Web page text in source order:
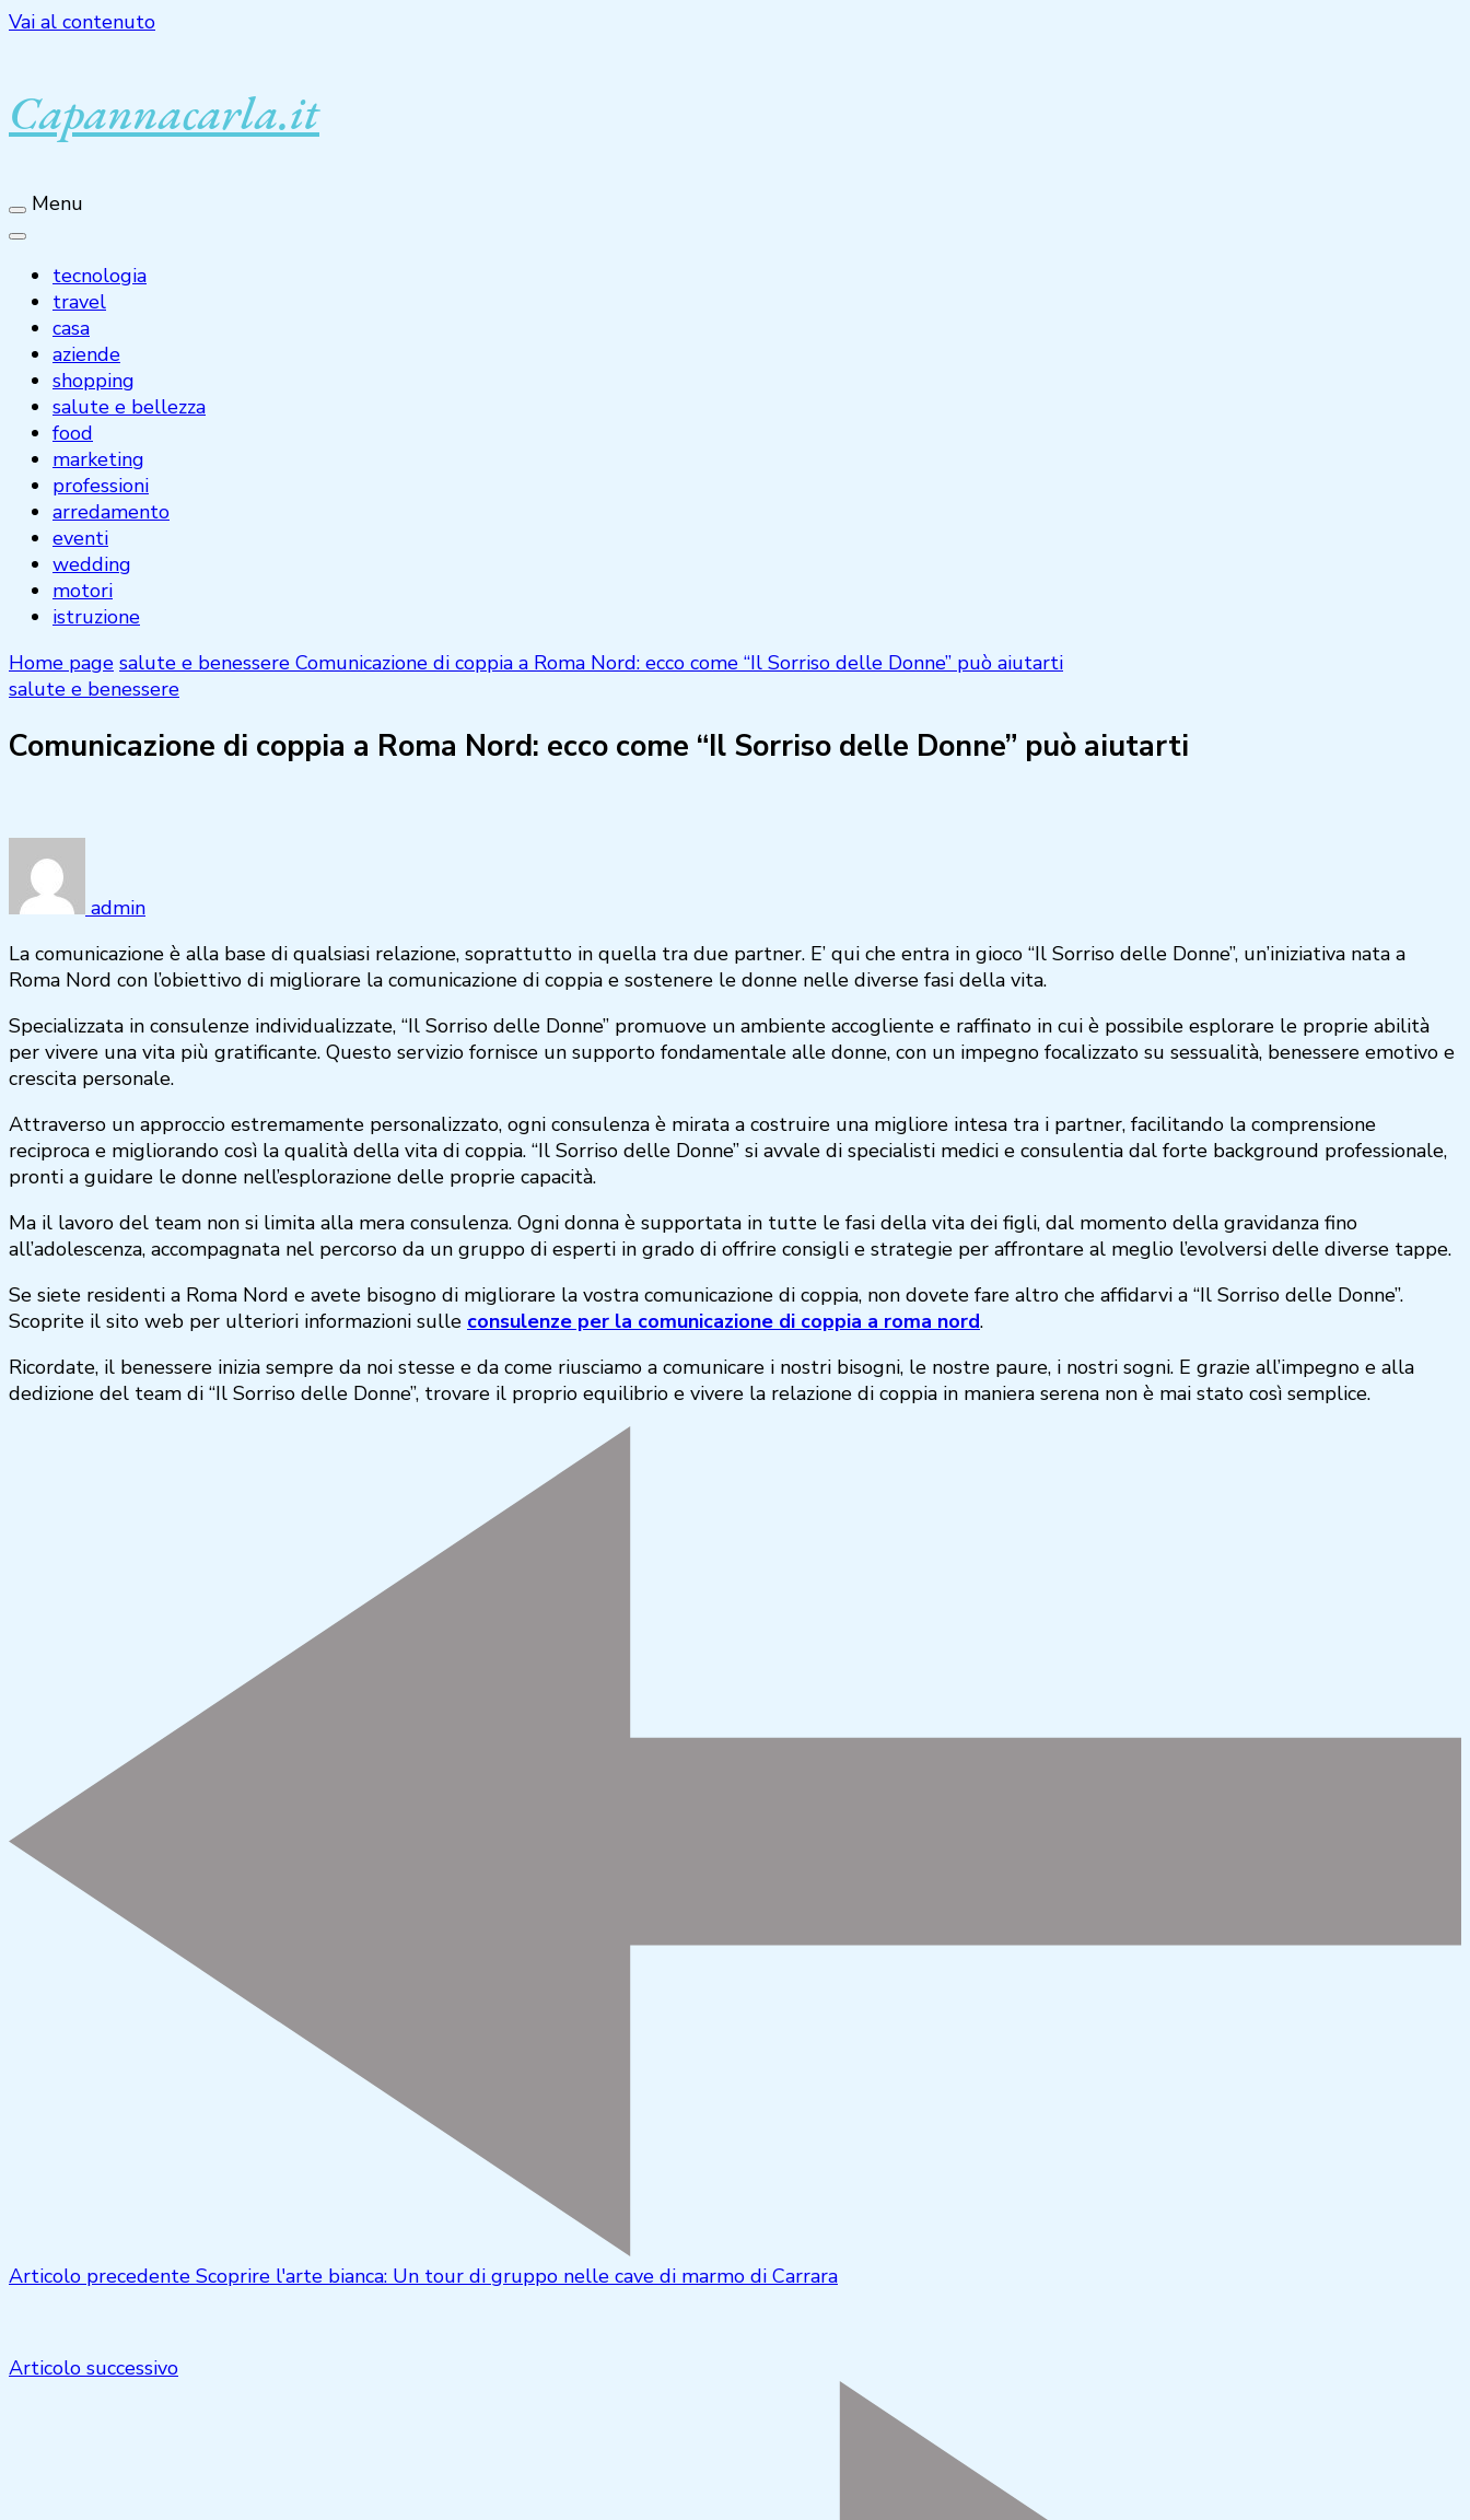
Vai al contenuto
Capannacarla.it
Menu
tecnologia
travel
casa
aziende
shopping
salute e bellezza
food
marketing
professioni
arredamento
eventi
wedding
motori
istruzione
Home page salute e benessere Comunicazione di coppia a Roma Nord: ecco come “Il Sorriso delle Donne” può aiutarti
salute e benessere
Comunicazione di coppia a Roma Nord: ecco come “Il Sorriso delle Donne” può aiutarti
admin
La comunicazione è alla base di qualsiasi relazione, soprattutto in quella tra due partner. E’ qui che entra in gioco “Il Sorriso delle Donne”, un’iniziativa nata a
Roma Nord con l’obiettivo di migliorare la comunicazione di coppia e sostenere le donne nelle diverse fasi della vita.
Specializzata in consulenze individualizzate, “Il Sorriso delle Donne” promuove un ambiente accogliente e raffinato in cui è possibile esplorare le proprie abilità
per vivere una vita più gratificante. Questo servizio fornisce un supporto fondamentale alle donne, con un impegno focalizzato su sessualità, benessere emotivo e
crescita personale.
Attraverso un approccio estremamente personalizzato, ogni consulenza è mirata a costruire una migliore intesa tra i partner, facilitando la comprensione
reciproca e migliorando così la qualità della vita di coppia. “Il Sorriso delle Donne” si avvale di specialisti medici e consulentia dal forte background professionale,
pronti a guidare le donne nell’esplorazione delle proprie capacità.
Ma il lavoro del team non si limita alla mera consulenza. Ogni donna è supportata in tutte le fasi della vita dei figli, dal momento della gravidanza fino
all’adolescenza, accompagnata nel percorso da un gruppo di esperti in grado di offrire consigli e strategie per affrontare al meglio l’evolversi delle diverse tappe.
Se siete residenti a Roma Nord e avete bisogno di migliorare la vostra comunicazione di coppia, non dovete fare altro che affidarvi a “Il Sorriso delle Donne”.
Scoprite il sito web per ulteriori informazioni sulle consulenze per la comunicazione di coppia a roma nord.
Ricordate, il benessere inizia sempre da noi stesse e da come riusciamo a comunicare i nostri bisogni, le nostre paure, i nostri sogni. E grazie all’impegno e alla
dedizione del team di “Il Sorriso delle Donne”, trovare il proprio equilibrio e vivere la relazione di coppia in maniera serena non è mai stato così semplice.
Articolo precedente Scoprire l'arte bianca: Un tour di gruppo nelle cave di marmo di Carrara
Articolo successivo